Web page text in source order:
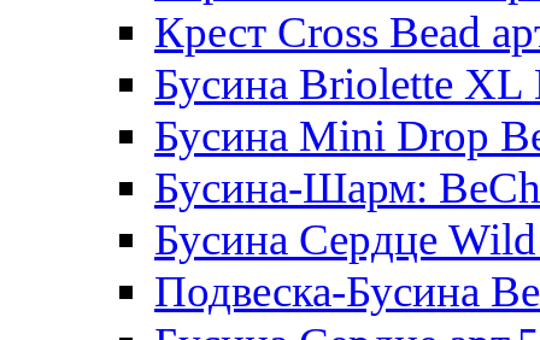
Крест Cross Bead
Бусина Briolette XL
Бусина Mini Drop
Бусина-Шарм:
Бусина Сердце
Подвеска-Бусина